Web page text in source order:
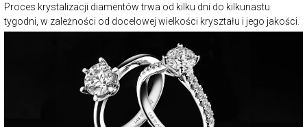
Proces krystalizacji diamentów trwa od kilku dni do kilkunastu
tygodni, w zależności od docelowej wielkości kryształu i jego jakości.